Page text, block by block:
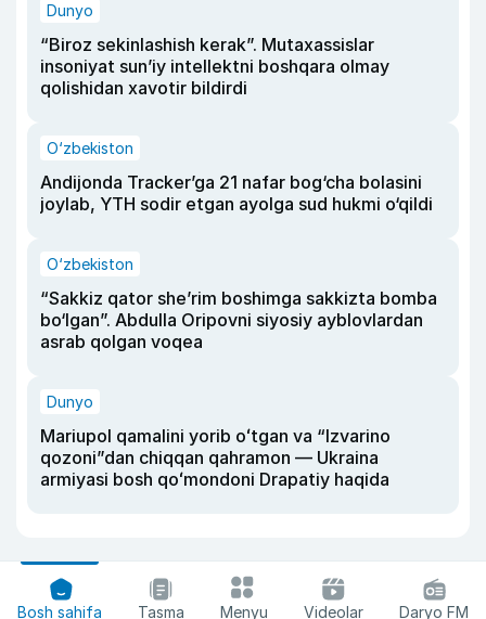
Dunyo
“Biroz sekinlashish kerak”. Mutaxassislar
insoniyat sun’iy intellektni boshqara olmay
qolishidan xavotir bildirdi
O‘zbekiston
Andijonda Tracker’ga 21 nafar bog‘cha bolasini
joylab, YTH sodir etgan ayolga sud hukmi o‘qildi
O‘zbekiston
“Sakkiz qator she’rim boshimga sakkizta bomba
bo‘lgan”. Abdulla Oripovni siyosiy ayblovlardan
asrab qolgan voqea
Dunyo
Mariupol qamalini yorib oʻtgan va “Izvarino
qozoni”dan chiqqan qahramon — Ukraina
armiyasi bosh qoʻmondoni Drapatiy haqida
Bosh sahifa Tasma Menyu Videolar Daryo FM